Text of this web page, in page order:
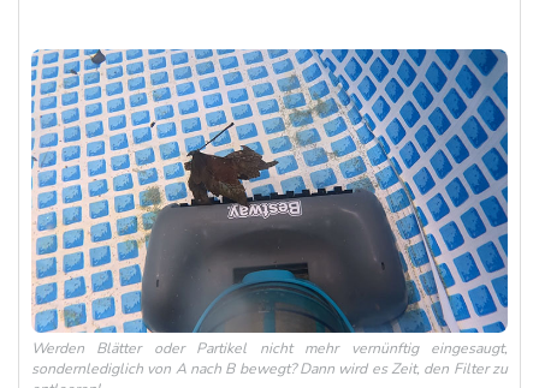
Werden Blätter oder Partikel nicht mehr vernünftig eingesaugt,
sondernlediglich von A nach B bewegt? Dann wird es Zeit, den Filter zu